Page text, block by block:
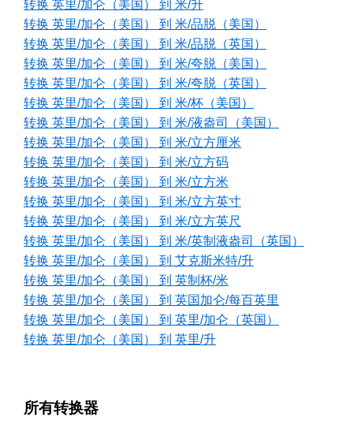
转换 英里/加仑（美国） 到 米/升
转换 英里/加仑（美国） 到 米/品脱（美国）
转换 英里/加仑（美国） 到 米/品脱（英国）
转换 英里/加仑（美国） 到 米/夸脱（美国）
转换 英里/加仑（美国） 到 米/夸脱（英国）
转换 英里/加仑（美国） 到 米/杯（美国）
转换 英里/加仑（美国） 到 米/液盎司（美国）
转换 英里/加仑（美国） 到 米/立方厘米
转换 英里/加仑（美国） 到 米/立方码
转换 英里/加仑（美国） 到 米/立方米
转换 英里/加仑（美国） 到 米/立方英寸
转换 英里/加仑（美国） 到 米/立方英尺
转换 英里/加仑（美国） 到 米/英制液盎司（英国）
转换 英里/加仑（美国） 到 艾克斯米特/升
转换 英里/加仑（美国） 到 英制杯/米
转换 英里/加仑（美国） 到 英国加仑/每百英里
转换 英里/加仑（美国） 到 英里/加仑（英国）
转换 英里/加仑（美国） 到 英里/升
所有转换器